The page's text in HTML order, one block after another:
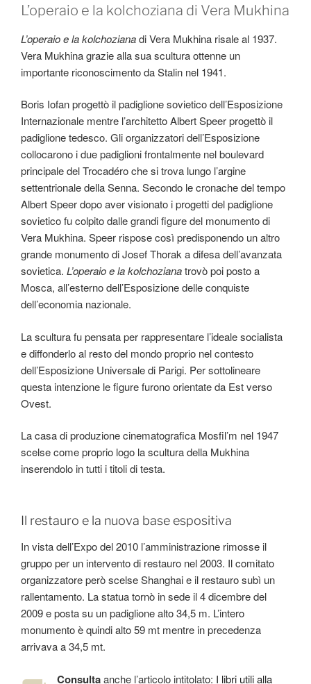
L’operaio e la kolchoziana di Vera Mukhina
L’operaio e la kolchozianadi Vera Mukhina risale al 1937.
Vera Mukhina grazie alla sua scultura ottenne un
importante riconoscimento da Stalin nel 1941.
Boris Iofan progettò il padiglione sovietico dell’Esposizione
Internazionale mentre l’architetto Albert Speer progettò il
padiglione tedesco. Gli organizzatori dell’Esposizione
collocarono i due padiglioni frontalmente nel boulevard
principale del Trocadéro che si trova lungo l’argine
settentrionale della Senna. Secondo le cronache del tempo
Albert Speer dopo aver visionato i progetti del padiglione
sovietico fu colpito dalle grandi figure del monumento di
Vera Mukhina. Speer rispose così predisponendo un altro
grande monumento di Josef Thorak a difesa dell’avanzata
sovietica. L’operaio e la kolchozianatrovò poi posto a
Mosca, all’esterno dell’Esposizione delle conquiste
dell’economia nazionale.
La scultura fu pensata per rappresentare l’ideale socialista
e diffonderlo al resto del mondo proprio nel contesto
dell’Esposizione Universale di Parigi. Per sottolineare
questa intenzione le figure furono orientate da Est verso
Ovest.
La casa di produzione cinematografica Mosfil’m nel 1947
scelse come proprio logo la scultura della Mukhina
inserendolo in tutti i titoli di testa.
Il restauro e la nuova base espositiva
In vista dell’Expo del 2010 l’amministrazione rimosse il
gruppo per un intervento di restauro nel 2003. Il comitato
organizzatore però scelse Shanghai e il restauro subì un
rallentamento. La statua tornò in sede il 4 dicembre del
2009 e posta su un padiglione alto 34,5 m. L’intero
monumento è quindi alto 59 mt mentre in precedenza
arrivava a 34,5 mt.
Consultaanche l’articolo intitolato: I libri utili alla